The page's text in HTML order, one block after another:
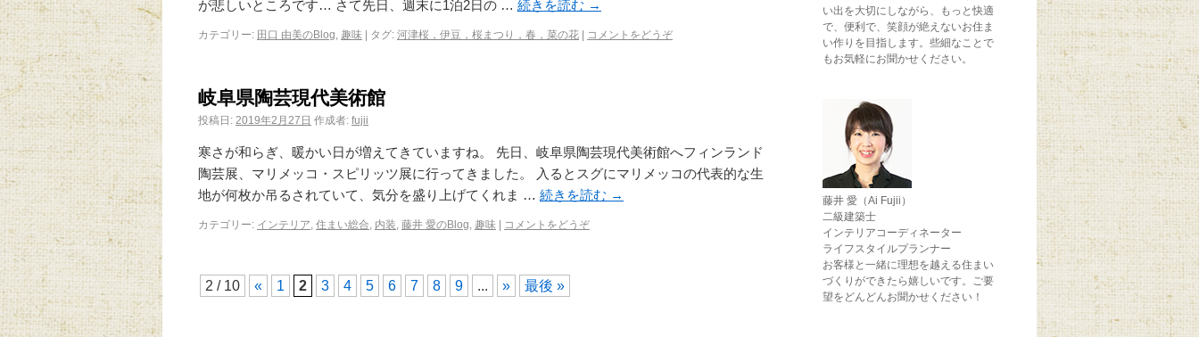
が悲しいところです… さて先日、週末に1泊2日の … 続きを読む →
カテゴリー: 田口 由美のBlog, 趣味 タグ: 河津桜，伊豆，桜まつり，春，菜の花 コメントをどうぞ
岐阜県陶芸現代美術館
投稿日: 2019年2月27日 作成者: fujii
寒さが和らぎ、暖かい日が増えてきていますね。 先日、岐阜県陶芸現代美術館へフィンランド
陶芸展、マリメッコ・スピリッツ展に行ってきました。 入るとスグにマリメッコの代表的な生
地が何枚か吊るされていて、気分を盛り上げてくれま … 続きを読む →
カテゴリー: インテリア, 住まい総合, 内装, 藤井 愛のBlog, 趣味 コメントをどうぞ
2 / 10 « 1 2 3 4 5 6 7 8 9 ... » 最後 »
い出を大切にしながら、もっと快適
で、便利で、笑顔が絶えないお住ま
い作りを目指します。些細なことで
もお気軽にお聞かせください。
藤井 愛（Ai Fujii）
二級建築士
インテリアコーディネーター
ライフスタイルプランナー
お客様と一緒に理想を越える住まい
づくりができたら嬉しいです。ご要
望をどんどんお聞かせください！